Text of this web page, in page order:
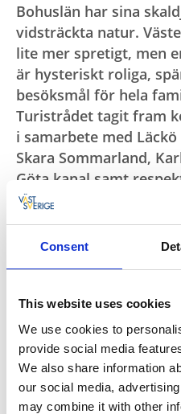
Consent
This website uses cookies
We use cookies to
provide social media
We also share information
our social media,
may combine it with other
Bohuslän har sina
vidsträckta natur.
lite mer spretigt, men
är hysteriskt roliga,
besöksmål för hela
Turistrådet tagit fram
i samarbete med
Skara Sommarland,
Göta kanal samt
turistorganisation.
besöksmål med olika
ett gemensamt
erbjuda en större
kan göra på egen hand.
barnfamiljerna är att de
under samma resa och
äventyr och glädje på ett